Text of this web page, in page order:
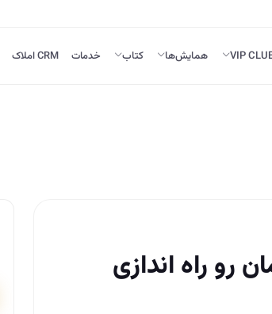
VIP همایش‌ها کتاب خدمات CRM املاک
رو راه ­اندازی